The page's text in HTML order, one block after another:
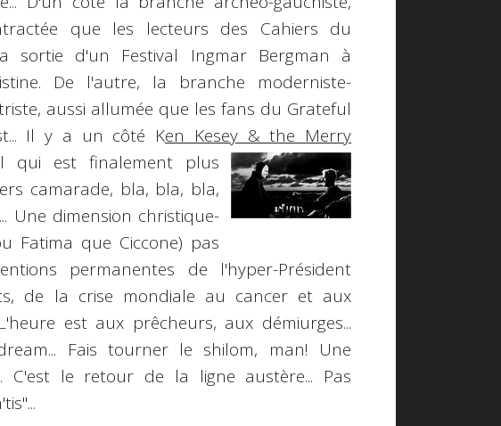
que les lecteurs des Cahiers du
sortie d'un Festival Ingmar Bergman à
De l'autre, la branche moderniste-
aussi allumée que les fans du Grateful
Il y a un côté Ken Kesey & the Merry
qui est finalement plus
camarade, bla, bla, bla,
Une dimension christique-
Fatima que Ciccone) pas
permanentes de l'hyper-Président
de la crise mondiale au cancer et aux
est aux prêcheurs, aux démiurges...
Fais tourner le shilom, man! Une
C'est le retour de la ligne austère... Pas